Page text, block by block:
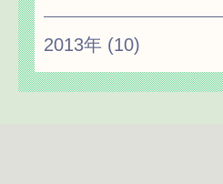
2013年 (10)